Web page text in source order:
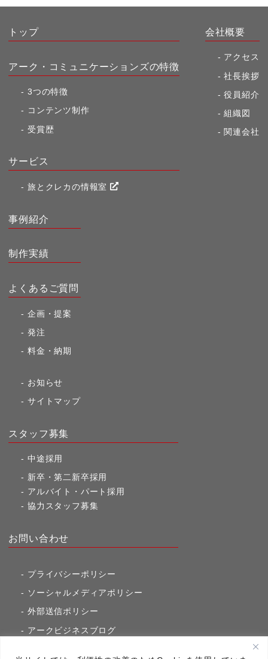
トップ
アーク・コミュニケーションズの特徴
3つの特徴
コンテンツ制作
受賞歴
サービス
旅とクレカの情報室
会社概要
アクセス
社長挨拶
役員紹介
組織図
関連会社
事例紹介
制作実績
よくあるご質問
企画・提案
発注
料金・納期
お知らせ
サイトマップ
スタッフ募集
中途採用
新卒・第二新卒採用
アルバイト・パート採用
協力スタッフ募集
お問い合わせ
プライバシーポリシー
ソーシャルメディアポリシー
外部送信ポリシー
アークビジネスブログ